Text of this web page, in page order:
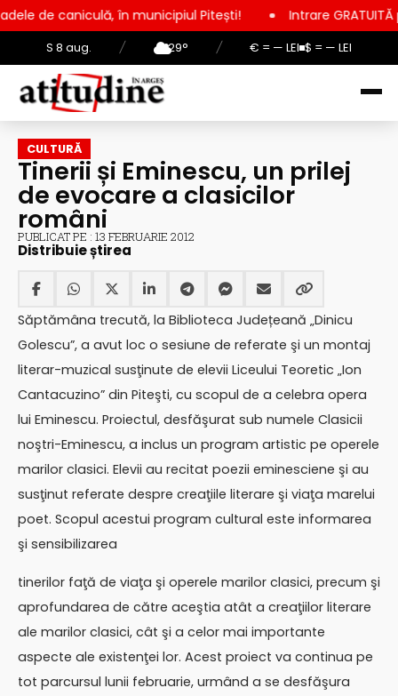
S 8 aug. / 29° / € = — LEI $ = — LEI
în municipiul Pitești! Intrare GRATUITĂ pentru copii,
CULTURĂ
Tinerii și Eminescu, un prilej
de evocare a clasicilor
români
PUBLICAT PE : 13 FEBRUARIE 2012
Distribuie știrea
Săptămâna trecută, la Biblioteca Județeană „Dinicu
Golescu”, a avut loc o sesiune de referate şi un montaj
literar-muzical susţinute de elevii Liceului Teoretic „Ion
Cantacuzino” din Piteşti, cu scopul de a celebra opera
lui Eminescu. Proiectul, desfăşurat sub numele Clasicii
noştri-Eminescu, a inclus un program artistic pe operele
marilor clasici. Elevii au recitat poezii eminesciene şi au
susţinut referate despre creaţiile literare şi viaţa marelui
poet. Scopul acestui program cultural este informarea
şi sensibilizarea
tinerilor faţă de viaţa şi operele marilor clasici, precum şi
aprofundarea de către aceştia atât a creaţiilor literare
ale marilor clasici, cât şi a celor mai importante
aspecte ale existenţei lor. Acest proiect va continua pe
tot parcursul lunii februarie, urmând a se desfăşura